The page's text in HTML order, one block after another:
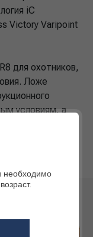
iC
Victory Varipoint
для охотников,
Ложе
условиям, а
руках.
необходимо